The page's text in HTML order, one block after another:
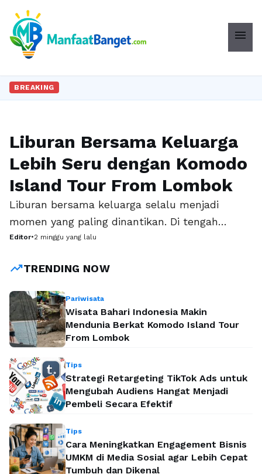
menu
BREAKING
PARIWISATA
Liburan Bersama Keluarga
Lebih Seru dengan Komodo
Island Tour From Lombok
Liburan bersama keluarga selalu menjadi
momen yang paling dinantikan. Di tengah
kesibukan pekerjaan dan aktivitas sehari-hari
orang-orang tercinta di destinasi yang indah
menjadi cara terbaik untuk mempererat
hubungan sekaligus menciptakan kenangan
yang tak terlupakan. Jika Anda sedang mencari
pengalaman wisata yang berbeda dari biasanya,
tour ke Pulau Komodo bisa menjadi …
Selengkapnya
Editor•2 minggu yang lalu
trending_upTRENDING NOW
Pariwisata
Wisata Bahari Indonesia Makin
Mendunia Berkat Komodo Island Tour
From Lombok
Tips
Strategi Retargeting TikTok Ads untuk
Mengubah Audiens Hangat Menjadi
Pembeli Secara Efektif
Tips
Cara Meningkatkan Engagement Bisnis
UMKM di Media Sosial agar Lebih Cepat
Tumbuh dan Dikenal